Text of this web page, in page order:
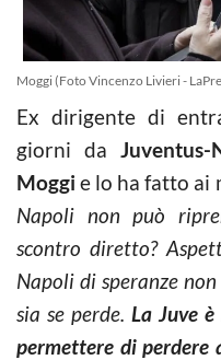
Moggi (Foto Vincenzo Livieri -
Ex dirigente di
giorni da Juventus-
Moggi e lo ha fatto ai
Napoli non può
scontro diretto?
Napoli di speranze
sia se perde. La Juve
permettere di perdere